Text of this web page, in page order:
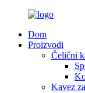
Dom
Proizvodi
Čelični
Kavez